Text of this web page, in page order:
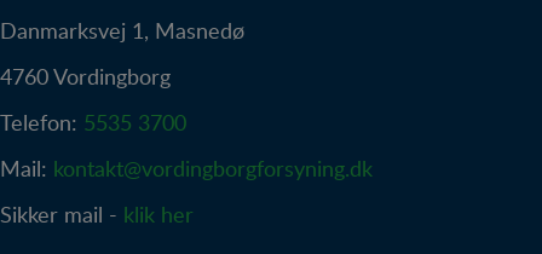
Danmarksvej 1, Masnedø
4760 Vordingborg
Telefon: 5535 3700
Mail: kontakt@vordingborgforsyning.dk
Sikker mail - klik her
Fx ved at indsamle besøgsstatistik om antal besøg
Personalisering
brugerens digitale fodspor på tværs af flere
interesserer sig for/søger på for at kunne